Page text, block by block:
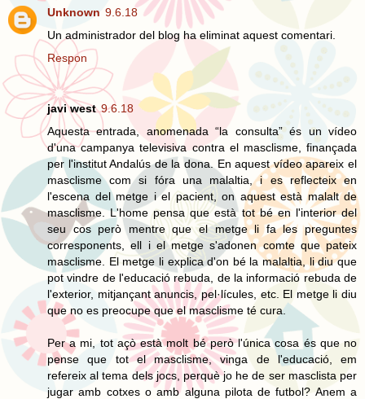
Unknown 9.6.18
Un administrador del blog ha eliminat aquest comentari.
Respon
javi west 9.6.18
Aquesta entrada, anomenada “la consulta” és un vídeo
d'una campanya televisiva contra el masclisme, finançada
per l'institut Andalús de la dona. En aquest vídeo apareix el
masclisme com si fóra una malaltia, i es reflecteix en
l'escena del metge i el pacient, on aquest està malalt de
masclisme. L'home pensa que està tot bé en l'interior del
seu cos però mentre que el metge li fa les preguntes
corresponents, ell i el metge s'adonen comte que pateix
masclisme. El metge li explica d'on bé la malaltia, li diu que
pot vindre de l'educació rebuda, de la informació rebuda de
l'exterior, mitjançant anuncis, pel·lícules, etc. El metge li diu
que no es preocupe que el masclisme té cura.
Per a mi, tot açò està molt bé però l'única cosa és que no
pense que tot el masclisme, vinga de l'educació, em
refereix al tema dels jocs, perquè jo he de ser masclista per
jugar amb cotxes o amb alguna pilota de futbol? Anem a